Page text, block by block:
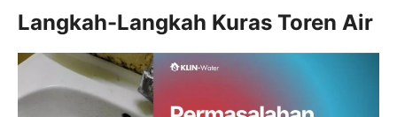
Langkah-Langkah Kuras Toren Air